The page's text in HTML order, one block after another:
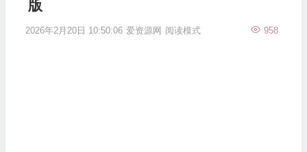
版
2026年2月20日 10:50:06 爱资源网 958
阅读模式